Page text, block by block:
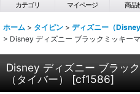
カテゴリ マイページ 商品
ホーム > タイピン > ディズニー（Disney
> Disney ディズニー ブラックミッキー
Disney ディズニー ブラッ
（タイバー）
[cf1586]